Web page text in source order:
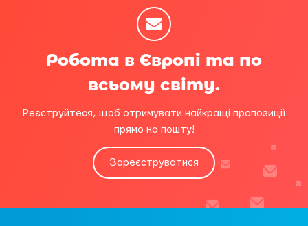
Робота в Європі та по
всьому світу.
Реєструйтеся, щоб отримувати найкращі пропозиції
прямо на пошту!
Зареєструватися